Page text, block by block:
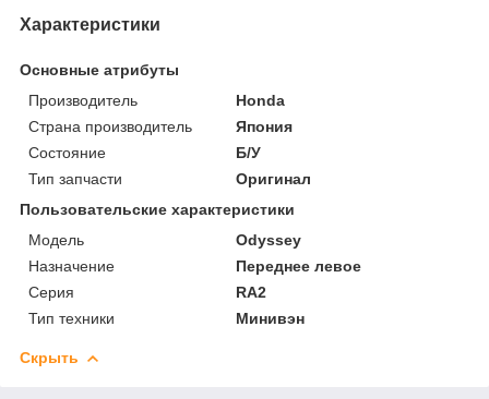
Характеристики
Основные атрибуты
Производитель
Honda
Страна производитель
Япония
Состояние
Б/У
Тип запчасти
Оригинал
Пользовательские характеристики
Модель
Odyssey
Назначение
Переднее левое
Серия
RA2
Тип техники
Минивэн
Скрыть